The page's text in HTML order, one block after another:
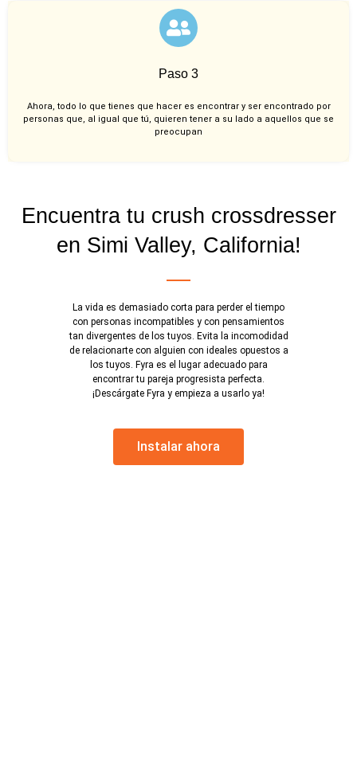
Paso 3
Ahora, todo lo que tienes que hacer es encontrar y ser encontrado por
personas que, al igual que tú, quieren tener a su lado a aquellos que se
preocupan
Encuentra tu crush crossdresser
en Simi Valley, California!
La vida es demasiado corta para perder el tiempo
con personas incompatibles y con pensamientos
tan divergentes de los tuyos. Evita la incomodidad
de relacionarte con alguien con ideales opuestos a
los tuyos. Fyra es el lugar adecuado para
encontrar tu pareja progresista perfecta.
¡Descárgate Fyra y empieza a usarlo ya!
Instalar ahora